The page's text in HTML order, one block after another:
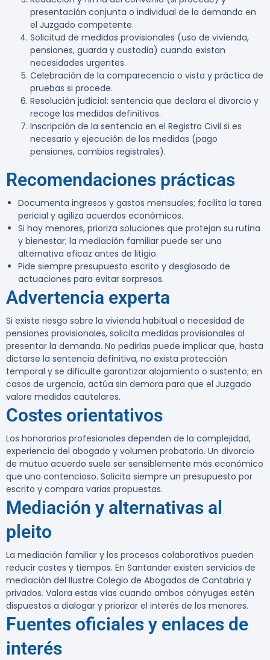
presentación conjunta o individual de la demanda en
el Juzgado competente.
Solicitud de medidas provisionales (uso de vivienda,
pensiones, guarda y custodia) cuando existan
necesidades urgentes.
Celebración de la comparecencia o vista y práctica de
pruebas si procede.
Resolución judicial: sentencia que declara el divorcio y
recoge las medidas definitivas.
Inscripción de la sentencia en el Registro Civil si es
necesario y ejecución de las medidas (pago
pensiones, cambios registrales).
Recomendaciones prácticas
Documenta ingresos y gastos mensuales; facilita la tarea
pericial y agiliza acuerdos económicos.
Si hay menores, prioriza soluciones que protejan su rutina
y bienestar; la mediación familiar puede ser una
alternativa eficaz antes de litigio.
Pide siempre presupuesto escrito y desglosado de
actuaciones para evitar sorpresas.
Advertencia experta
Si existe riesgo sobre la vivienda habitual o necesidad de
pensiones provisionales, solicita medidas provisionales al
presentar la demanda. No pedirlas puede implicar que, hasta
dictarse la sentencia definitiva, no exista protección
temporal y se dificulte garantizar alojamiento o sustento; en
casos de urgencia, actúa sin demora para que el Juzgado
valore medidas cautelares.
Costes orientativos
Los honorarios profesionales dependen de la complejidad,
experiencia del abogado y volumen probatorio. Un divorcio
de mutuo acuerdo suele ser sensiblemente más económico
que uno contencioso. Solicita siempre un presupuesto por
escrito y compara varias propuestas.
Mediación y alternativas al
pleito
La mediación familiar y los procesos colaborativos pueden
reducir costes y tiempos. En Santander existen servicios de
mediación del Ilustre Colegio de Abogados de Cantabria y
privados. Valora estas vías cuando ambos cónyuges estén
dispuestos a dialogar y priorizar el interés de los menores.
Fuentes oficiales y enlaces de
interés